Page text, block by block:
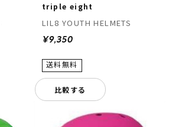
triple eight
LIL8 YOUTH HELMETS
¥9,350
比較する